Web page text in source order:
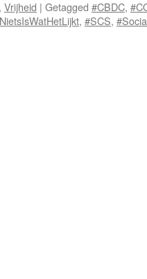
, Vrijheid | Getagged #CBDC,
, #SCS,